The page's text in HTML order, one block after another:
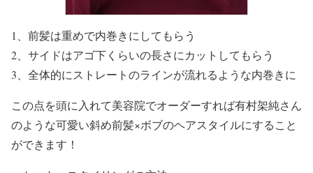
1、前髪は重めで内巻きにしてもらう
2、サイドはアゴ下くらいの長さにカットしてもらう
3、全体的にストレートのラインが流れるような内巻きに
この点を頭に入れて美容院でオーダーすれば有村架純さん
のような可愛い斜め前髪×ボブのヘアスタイルにすること
ができます！